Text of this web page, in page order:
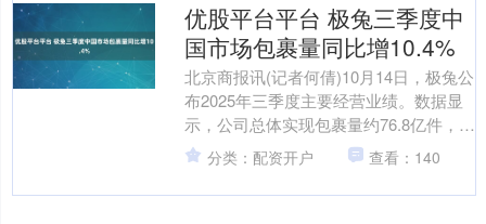
优股平台平台 极兔三季度中
国市场包裹量同比增10.4%
北京商报讯(记者何倩)10月14日，极兔公
布2025年三季度主要经营业绩。数据显
示，公司总体实现包裹量约76.8亿件，同
比增长23.1%。 其中，东南亚市场业
务....
分类：配资开户 查看：140